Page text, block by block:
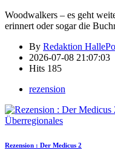
Woodwalkers – es geht
erinnert oder sogar die
By Redaktion
2026-07-08 21:07:03
Hits 185
rezension
Überregionales
Rezension : Der Medicus 2